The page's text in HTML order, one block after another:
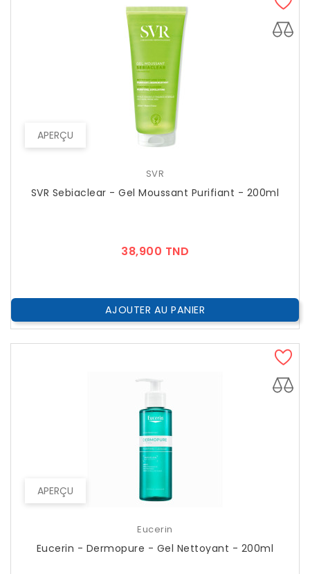
APERÇU
SVR
SVR Sebiaclear - Gel Moussant Purifiant - 200ml
38,900 TND
AJOUTER AU PANIER
APERÇU
Eucerin
Eucerin - Dermopure - Gel Nettoyant - 200ml